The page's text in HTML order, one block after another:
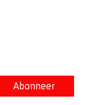
Abonneer